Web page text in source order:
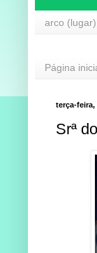
arco (lugar)
Página
terça-feira,
Srª